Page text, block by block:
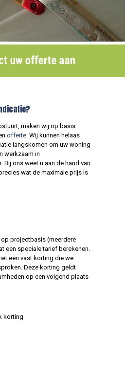
maken wij op basis
offerte . Wij kunnen helaas
langskomen om uw woning
werkzaam in
Bij ons weet u aan de hand van
wat de maximale prijs is
op projectbasis (meerdere
een speciale tarief berekenen.
een vast korting die we
Deze korting geldt
op een volgend plaats
korting